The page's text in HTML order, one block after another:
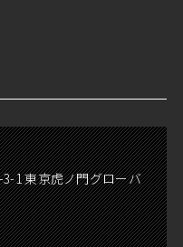
1 東京虎ノ門グローバ